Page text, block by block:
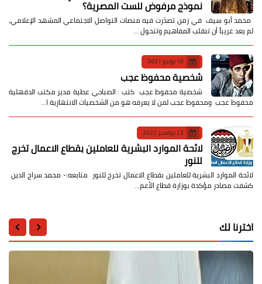
نموذج مرفوض للست المصرية؟
​ محمد أبو سيف ​في زمن تصدّرت فيه منصات التواصل الاجتماعي المشهد الإعلامي،
لم يعد غريباً أن تنقلب المفاهيم وتتحول …
10 يونيو 2021
شخصية محفوظ عجب
شخصية محفوظ عجب كتب : الصباحي عطية مدير مكتب الدقهلية
محفوظ عجب ومحفوظ عجب لمن لا يعرفه هو من الشخصيات الانتهازية ا…
23 نوفمبر 2022
لائحة الموارد البشرية للعاملين بقطاع الاعمال تخرج
للنور
لائحة الموارد البشرية للعاملين بقطاع الاعمال تخرج للنور متابعه:- محمد سراج الدين
كشفت مصادر مؤكدة بوزارة قطاع الأعم…
اخترنا لك